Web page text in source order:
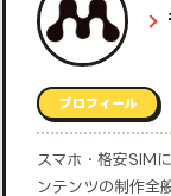
プロフィール
スマホ・格安SIM
ンテンツの制作全